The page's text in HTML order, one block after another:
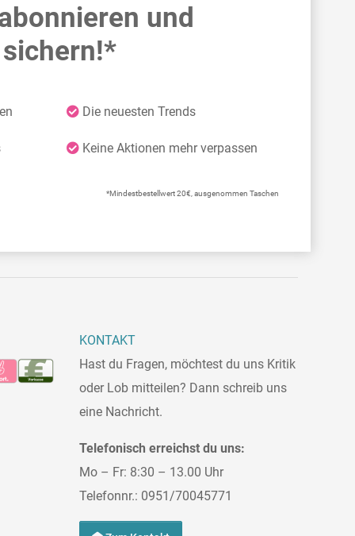
und
Die neuesten Trends
Keine Aktionen mehr verpassen
*Mindestbestellwert 20€, ausgenommen Taschen
KONTAKT
Hast du Fragen, möchtest du uns Kritik
oder Lob mitteilen? Dann schreib uns
eine Nachricht.
Telefonisch erreichst du uns:
Mo – Fr: 8:30 – 13.00 Uhr
Telefonnr.: 0951/70045771